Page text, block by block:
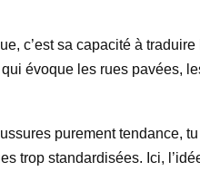
c’est sa capacité à
évoque les rues pavées,
purement tendance,
trop standardisées. Ici,